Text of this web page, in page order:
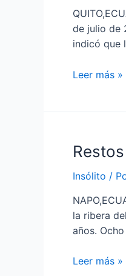
de julio de
indicó que
sobre
un
bus
transporte
público
la
Amazonas
Leer más »
Insólito /
la ribera
años.
Restos
son
de
dinosaurio
Leer más »